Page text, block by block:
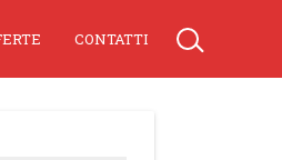
CONTATTI